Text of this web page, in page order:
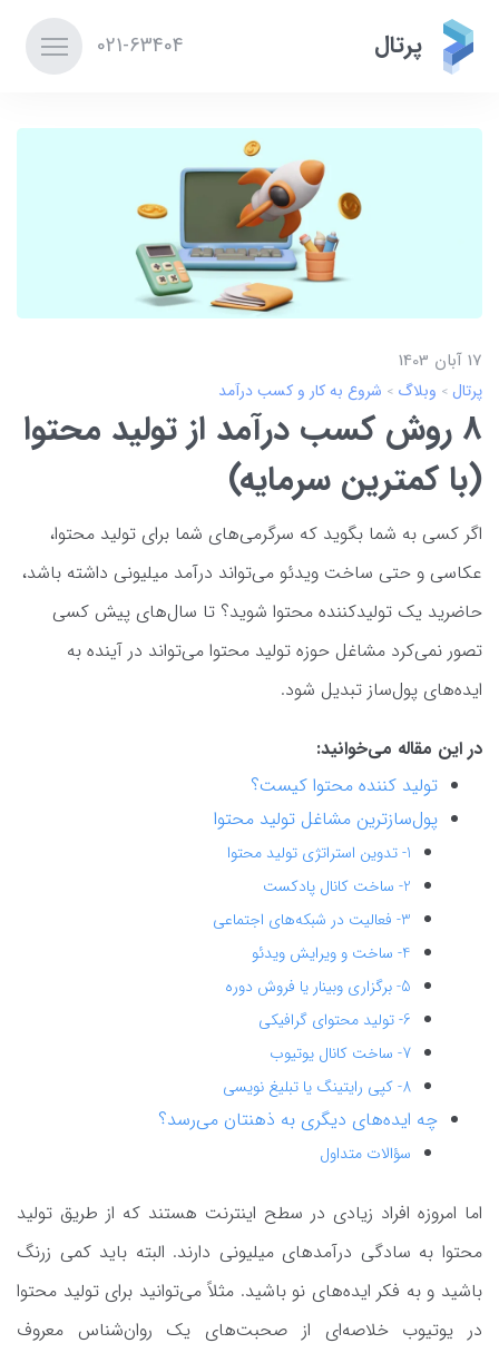
پرتال 021-63404
17 آبان 1403
پرتال وبلاگ شروع به کار و کسب درآمد
8 روش کسب درآمد از تولید محتوا
(با کمترین سرمایه)
اگر کسی به شما بگوید که سرگرمی‌های شما برای تولید محتوا،
عکاسی و حتی ساخت ویدئو می‌تواند درآمد میلیونی داشته باشد،
حاضرید یک تولیدکننده محتوا شوید؟ تا سال‌های پیش کسی
تصور نمی‌کرد مشاغل حوزه تولید محتوا می‌تواند در آینده به
ایده‌های پول‌ساز تبدیل شود.
در این مقاله می‌خوانید:
تولید کننده محتوا کیست؟
پول‌سازترین مشاغل تولید محتوا
1- تدوین استراتژی تولید محتوا
2- ساخت کانال پادکست
3- فعالیت در شبکه‌های اجتماعی
4- ساخت و ویرایش ویدئو
5- برگزاری وبینار یا فروش دوره
6- تولید محتوای گرافیکی
7- ساخت کانال یوتیوب
8- کپی رایتینگ یا تبلیغ نویسی
چه ایده‌های دیگری به ذهنتان می‌رسد؟
سؤالات متداول
اما امروزه افراد زیادی در سطح اینترنت هستند که از طریق تولید
محتوا به سادگی درآمدهای میلیونی دارند. البته باید کمی زرنگ
باشید و به فکر ایده‌های نو باشید. مثلاً می‌توانید برای تولید محتوا
در یوتیوب خلاصه‌ای از صحبت‌های یک روان‌شناس معروف